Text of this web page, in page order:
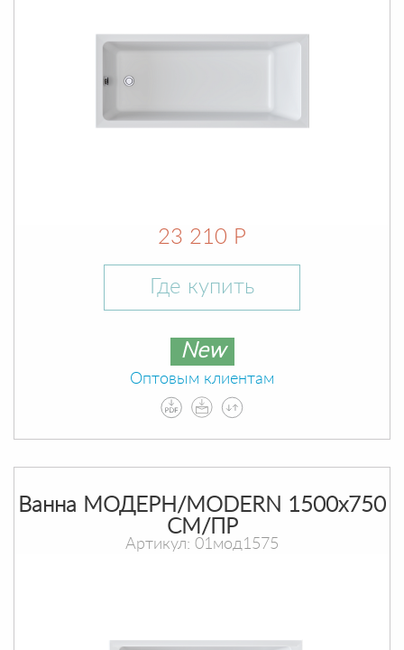
23 210 Р
Где купить
New
Оптовым клиентам
Ванна МОДЕРН/MODERN 1500х750
СМ/ПР
Артикул: 01мод1575